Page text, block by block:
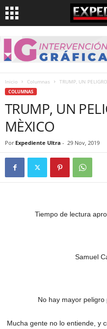
Inicio Columnas TRUMP, UN
COLUMNAS
TRUMP, UN
MÈXICO
Por Expediente Ultra - 29 Nov, 2019
Tiempo de lectura
Samuel
No hay mayor peligro
Mucha gente no lo entiende, y